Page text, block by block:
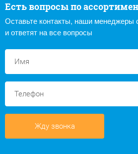
Есть вопросы по
Оставьте контакты, наши менеджеры
и ответят на все вопросы
Жду звонка